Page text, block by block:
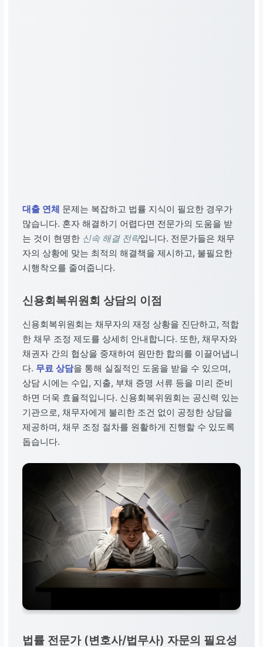
대출 연체 문제는 복잡하고 법률 지식이 필요한 경우가
많습니다. 혼자 해결하기 어렵다면 전문가의 도움을 받
는 것이 현명한 신속 해결 전략입니다. 전문가들은 채무
자의 상황에 맞는 최적의 해결책을 제시하고, 불필요한
시행착오를 줄여줍니다.
신용회복위원회 상담의 이점
신용회복위원회는 채무자의 재정 상황을 진단하고, 적합
한 채무 조정 제도를 상세히 안내합니다. 또한, 채무자와
채권자 간의 협상을 중재하여 원만한 합의를 이끌어냅니
다. 무료 상담을 통해 실질적인 도움을 받을 수 있으며,
상담 시에는 수입, 지출, 부채 증명 서류 등을 미리 준비
하면 더욱 효율적입니다. 신용회복위원회는 공신력 있는
기관으로, 채무자에게 불리한 조건 없이 공정한 상담을
제공하며, 채무 조정 절차를 원활하게 진행할 수 있도록
돕습니다.
법률 전문가 (변호사/법무사) 자문의 필요성